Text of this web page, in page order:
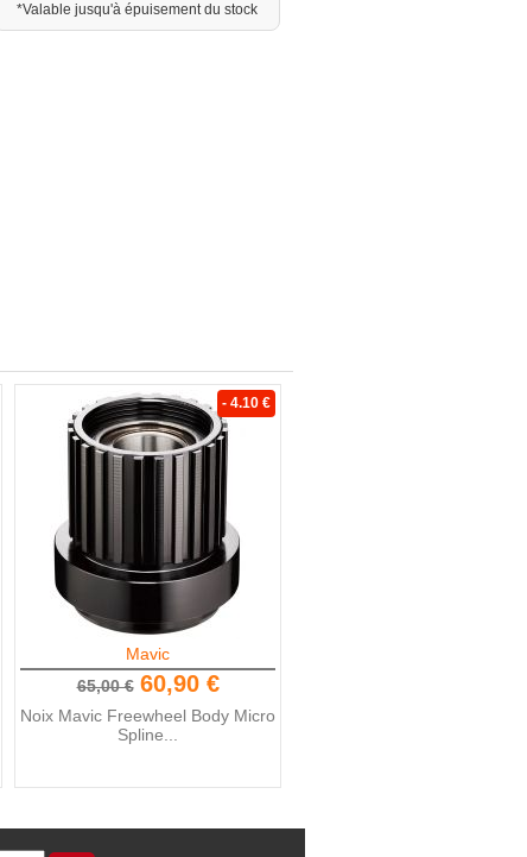
*Valable jusqu'à épuisement du stock
- 4.10 €
Mavic
65,00 € 60,90 €
Noix Mavic Freewheel Body Micro
Spline...